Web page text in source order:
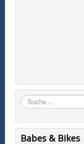
Suchen
Babes & Bikes